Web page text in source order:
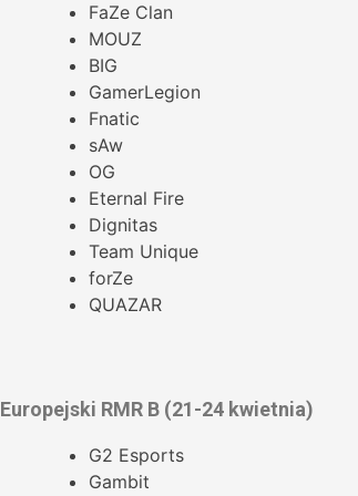
FaZe Clan
MOUZ
BIG
GamerLegion
Fnatic
sAw
OG
Eternal Fire
Dignitas
Team Unique
forZe
QUAZAR
Europejski RMR B (21-24 kwietnia)
G2 Esports
Gambit